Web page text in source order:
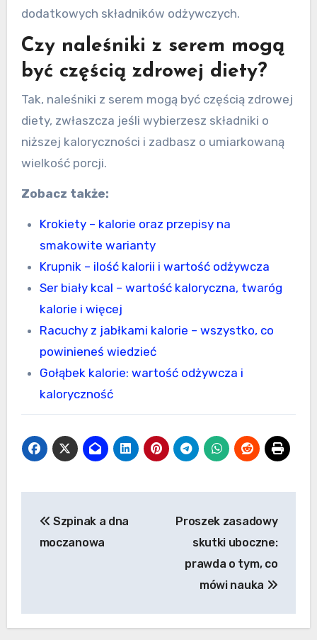
dodatkowych składników odżywczych.
Czy naleśniki z serem mogą
być częścią zdrowej diety?
Tak, naleśniki z serem mogą być częścią zdrowej
diety, zwłaszcza jeśli wybierzesz składniki o
niższej kaloryczności i zadbasz o umiarkowaną
wielkość porcji.
Zobacz także:
Krokiety – kalorie oraz przepisy na
smakowite warianty
Krupnik – ilość kalorii i wartość odżywcza
Ser biały kcal – wartość kaloryczna, twaróg
kalorie i więcej
Racuchy z jabłkami kalorie – wszystko, co
powinieneś wiedzieć
Gołąbek kalorie: wartość odżywcza i
kaloryczność
wpisu
Szpinak a dna
moczanowa
Proszek zasadowy
skutki uboczne:
prawda o tym, co
mówi nauka